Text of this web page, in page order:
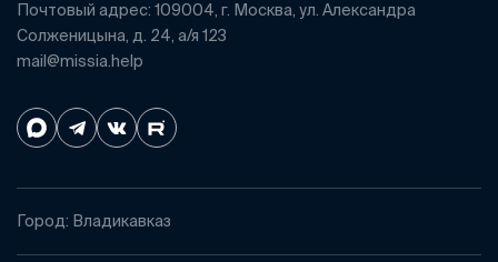
Почтовый адрес: 109004, г. Москва, ул. Александра
Солженицына, д. 24, а/я 123
mail@missia.help
Город: Владикавказ